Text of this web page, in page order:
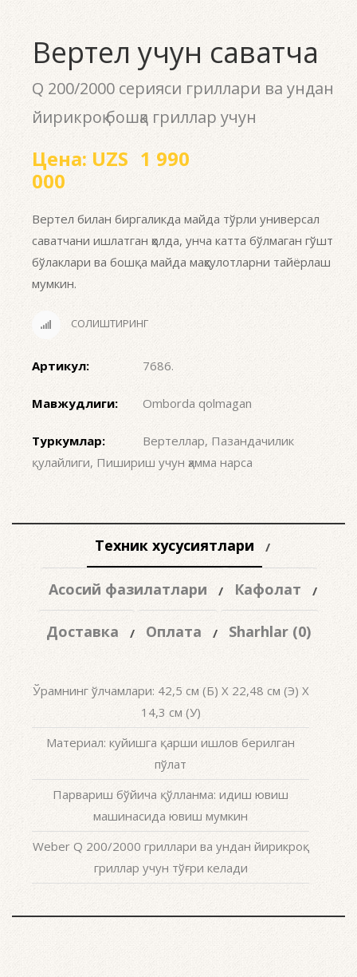
Вертел учун саватча
Q 200/2000 серияси гриллари ва ундан
йирикроқ бошқа гриллар учун
Цена: UZS 1 990
000
Вертел билан биргаликда майда тўрли универсал
саватчани ишлатган ҳолда, унча катта бўлмаган гўшт
бўлаклари ва бошқа майда маҳсулотларни тайёрлаш
мумкин.
СОЛИШТИРИНГ
Артикул: 7686.
Мавжудлиги: Omborda qolmagan
Туркумлар: Вертеллар, Пазандачилик
қулайлиги, Пишириш учун ҳамма нарса
Техник хусусиятлари
Асосий фазилатлари Кафолат
Доставка Оплата Sharhlar (0)
Ўрамнинг ўлчамлари: 42,5 см (Б) X 22,48 см (Э) X
14,3 см (У)
Материал: куйишга қарши ишлов берилган
пўлат
Парвариш бўйича қўлланма: идиш ювиш
машинасида ювиш мумкин
Weber Q 200/2000 гриллари ва ундан йирикроқ
гриллар учун тўғри келади